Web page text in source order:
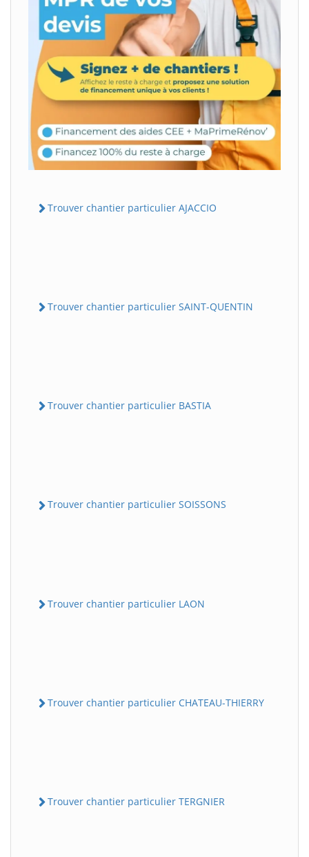
Trouver chantier particulier AJACCIO
Trouver chantier particulier SAINT-QUENTIN
Trouver chantier particulier BASTIA
Trouver chantier particulier SOISSONS
Trouver chantier particulier LAON
Trouver chantier particulier CHATEAU-THIERRY
Trouver chantier particulier TERGNIER